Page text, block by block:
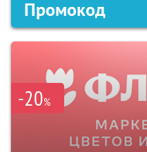
Промокод
-20%